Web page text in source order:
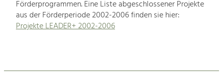
Förderprogrammen. Eine Liste abgeschlossener Projekte
aus der Förderperiode 2002-2006 finden sie hier:
Projekte LEADER+ 2002-2006